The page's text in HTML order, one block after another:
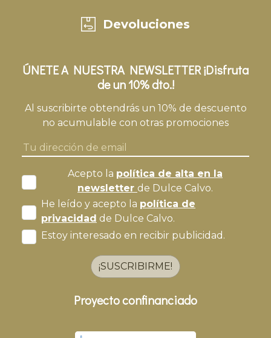
Devoluciones
ÚNETE A NUESTRA NEWSLETTER ¡Disfruta
de un 10% dto.!
Al suscribirte obtendrás un 10% de descuento
no acumulable con otras promociones
Acepto la política de alta en la
newsletter de Dulce Calvo.
He leído y acepto la política de
privacidad de Dulce Calvo.
Estoy interesado en recibir publicidad.
¡SUSCRIBIRME!
Proyecto confinanciado